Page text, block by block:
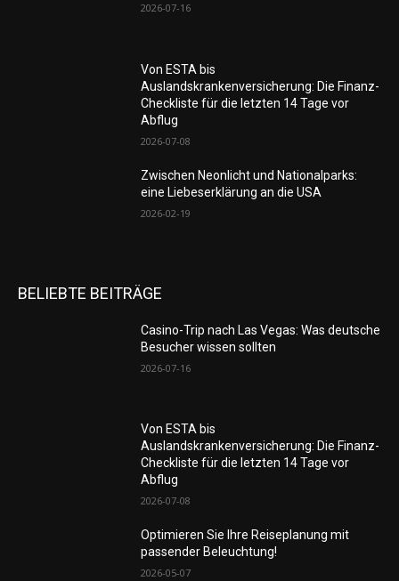
2026-07-16
Von ESTA bis
Auslandskrankenversicherung: Die Finanz-
Checkliste für die letzten 14 Tage vor
Abflug
2026-07-08
Zwischen Neonlicht und Nationalparks:
eine Liebeserklärung an die USA
2026-02-19
BELIEBTE BEITRÄGE
Casino-Trip nach Las Vegas: Was deutsche
Besucher wissen sollten
2026-07-16
Von ESTA bis
Auslandskrankenversicherung: Die Finanz-
Checkliste für die letzten 14 Tage vor
Abflug
2026-07-08
Optimieren Sie Ihre Reiseplanung mit
passender Beleuchtung!
2026-05-07